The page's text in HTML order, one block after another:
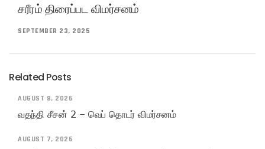
சரீரம் திரைப்பட விமர்சனம்
SEPTEMBER 23, 2025
Related Posts
AUGUST 8, 2026
வதந்தி சீசன் 2 – வெப் தொடர் விமர்சனம்
AUGUST 7, 2026